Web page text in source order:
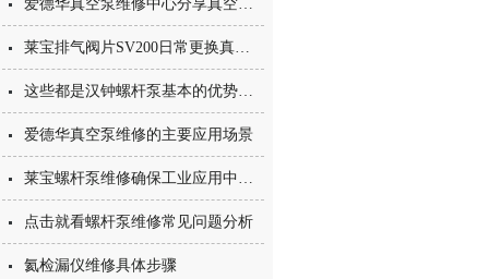
爱德华真空泵维修中心分享真空干燥的两种方式
莱宝排气阀片SV200日常更换真空泵维修保养
这些都是汉钟螺杆泵基本的优势体现
爱德华真空泵维修的主要应用场景
莱宝螺杆泵维修确保工业应用中的持续效率与可靠性
点击就看螺杆泵维修常见问题分析
氦检漏仪维修具体步骤